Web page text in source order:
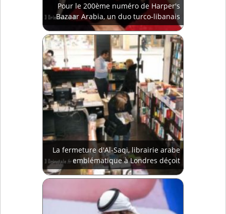
Pour le 200ème numéro de Harper's
Bazaar Arabia, un duo turco-libanais
La fermeture d'Al-Saqi, librairie arabe
emblématique à Londres déçoit